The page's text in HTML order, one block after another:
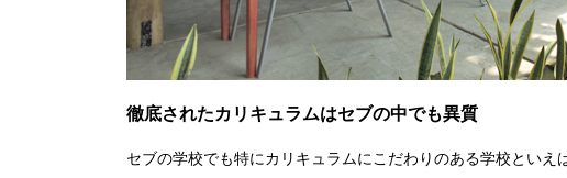
徹底されたカリキュラムはセブの中でも異質
セブの学校でも特にカリキュラムにこだわりのある学校とい